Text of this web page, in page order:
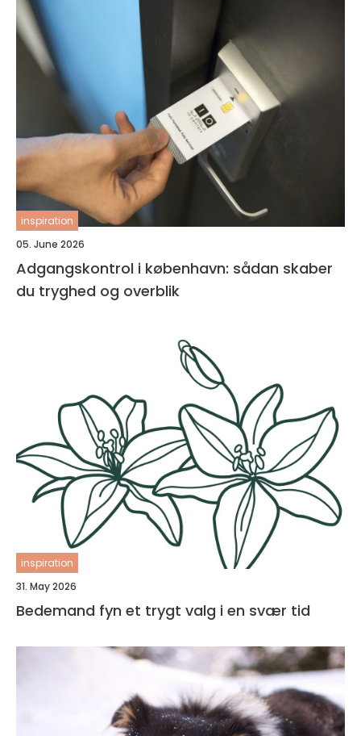
inspiration
05. June 2026
Adgangskontrol i københavn: sådan skaber
du tryghed og overblik
inspiration
31. May 2026
Bedemand fyn et trygt valg i en svær tid